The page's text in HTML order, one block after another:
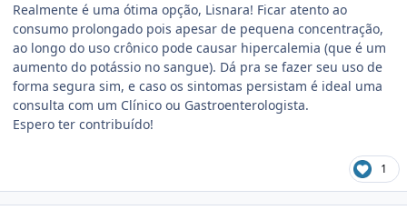
Realmente é uma ótima opção, Lisnara! Ficar atento ao
consumo prolongado pois apesar de pequena concentração,
ao longo do uso crônico pode causar hipercalemia (que é um
aumento do potássio no sangue). Dá pra se fazer seu uso de
forma segura sim, e caso os sintomas persistam é ideal uma
consulta com um Clínico ou Gastroenterologista.
Espero ter contribuído!
1